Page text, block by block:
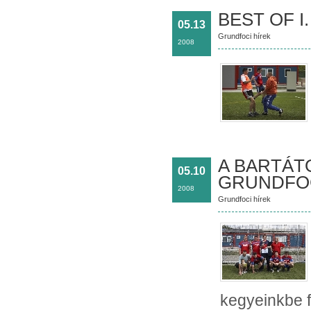
05.13
2008
BEST OF
Grundfoci hírek
05.10
2008
A
Grundfoci hírek
kegyeinkbe